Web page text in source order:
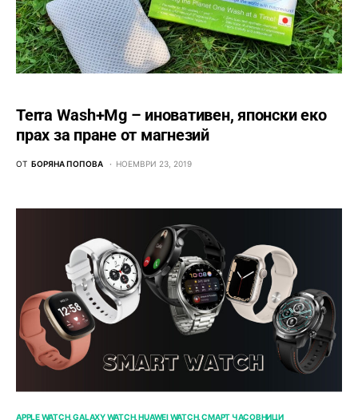
Terra Wash+Mg – иновативен, японски еко
прах за пране от магнезий
ОТ БОРЯНА ПОПОВА НОЕМВРИ 23, 2019
APPLE WATCH GALAXY WATCH HUAWEI WATCH СМАРТ ЧАСОВНИЦИ